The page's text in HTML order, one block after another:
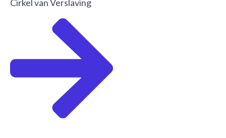
Cirkel van Verslaving